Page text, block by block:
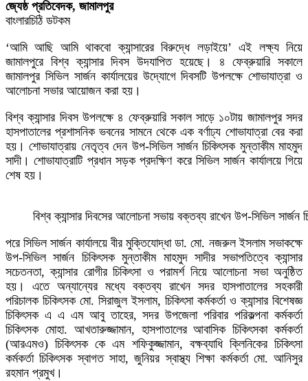
জ্যেষ্ঠ প্রতিবেদক, জামালপুর
বাংলারচিঠি ডটকম
‘আমি আছি আমি থাকবো ক্যান্সারের বিরুদ্ধে লড়াইয়ে’ এই লক্ষ্য নিয়ে
জামালপুরে বিশ্ব ক্যান্সার দিবস উদযাপিত হয়েছে। ৪ ফেব্রুয়ারি সকালে
জামালপুর সিভিল সার্জন কার্যালয়ের উদ্যোগে দিবসটি উপলক্ষে শোভাযাত্রা ও
আলোচনা সভার আয়োজন করা হয়।
বিশ্ব ক্যান্সার দিবস উপলক্ষে ৪ ফেব্রুয়ারি সকাল সাড়ে ১০টায় জামালপুর সদর
হাসপাতালের প্রশাসনিক ভবনের সামনে থেকে এক বর্ণাঢ্য শোভাযাত্রা বের করা
হয়। শোভাযাত্রায় নেতৃত্ব দেন উপ-সিভিল সার্জন চিকিৎসক মুন্তাকীম মাহমুদ
সাদী। শোভাযাত্রাটি প্রধান সড়ক প্রদক্ষিণ করে সিভিল সার্জন কার্যালয়ে গিয়ে
শেষ হয়।
বিশ্ব ক্যান্সার দিবসের আলোচনা সভায় বক্তব্য রাখেন উপ-সিভিল সার্জন
পরে সিভিল সার্জন কার্যালয়ে বীর মুক্তিযোদ্ধা ডা. মো. নজরুল ইসলাম সভাকক্ষে
উপ-সিভিল সার্জন চিকিৎসক মুন্তাকীম মাহমুদ সাদীর সভাপতিত্বে ক্যান্সার
সচেতনতা, ক্যান্সার রোগীর চিকিৎসা ও পরামর্শ নিয়ে আলোচনা সভা অনুষ্ঠিত
হয়। এতে অন্যান্যের মধ্যে বক্তব্য রাখেন সদর হাসপাতালের সহকারী
পরিচালক চিকিৎসক মো. সিরাজুল ইসলাম, চিকিৎসা কর্মকর্তা ও ক্যান্সার বিশেষজ্ঞ
চিকিৎসক এ এ এম আবু তাহের, সদর উপজেলা পরিবার পরিকল্পনা কর্মকর্তা
চিকিৎসক মোহা. আখতারুজ্জামান, হাসপাতালের আবাসিক চিকিৎসকা কর্মকর্তা
(আরএমও) চিকিৎসক কে এম শফিকুজ্জামান, বক্ষব্যাধি ক্লিনিকের চিকিৎসা
কর্মকর্তা চিকিৎসক স্বাগত সাহা, জুনিয়র স্বাস্থ্য শিক্ষা কর্মকর্তা মো. আনিসুর
রহমান প্রমুখ।